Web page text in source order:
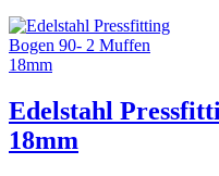
Edelstahl
18mm